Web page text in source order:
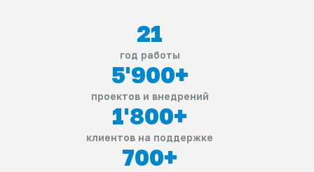
21
год работы
5'900+
проектов и внедрений
1'800+
клиентов на поддержке
700+